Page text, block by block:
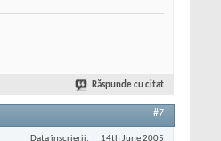
Răspunde cu citat
#7
Data înscrierii 14th June 2005